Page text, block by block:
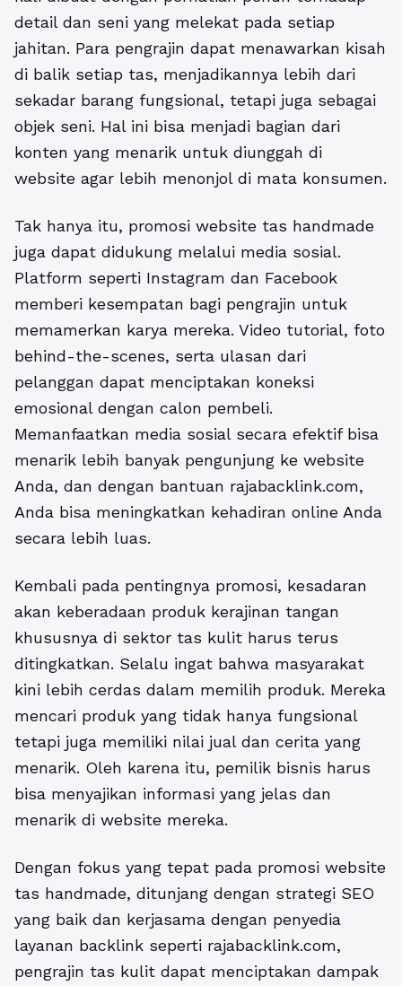
detail dan seni yang melekat pada setiap
jahitan. Para pengrajin dapat menawarkan kisah
di balik setiap tas, menjadikannya lebih dari
sekadar barang fungsional, tetapi juga sebagai
objek seni. Hal ini bisa menjadi bagian dari
konten yang menarik untuk diunggah di
website agar lebih menonjol di mata konsumen.
Tak hanya itu, promosi website tas handmade
juga dapat didukung melalui media sosial.
Platform seperti Instagram dan Facebook
memberi kesempatan bagi pengrajin untuk
memamerkan karya mereka. Video tutorial, foto
behind-the-scenes, serta ulasan dari
pelanggan dapat menciptakan koneksi
emosional dengan calon pembeli.
Memanfaatkan media sosial secara efektif bisa
menarik lebih banyak pengunjung ke website
Anda, dan dengan bantuan rajabacklink.com,
Anda bisa meningkatkan kehadiran online Anda
secara lebih luas.
Kembali pada pentingnya promosi, kesadaran
akan keberadaan produk kerajinan tangan
khususnya di sektor tas kulit harus terus
ditingkatkan. Selalu ingat bahwa masyarakat
kini lebih cerdas dalam memilih produk. Mereka
mencari produk yang tidak hanya fungsional
tetapi juga memiliki nilai jual dan cerita yang
menarik. Oleh karena itu, pemilik bisnis harus
bisa menyajikan informasi yang jelas dan
menarik di website mereka.
Dengan fokus yang tepat pada promosi website
tas handmade, ditunjang dengan strategi SEO
yang baik dan kerjasama dengan penyedia
layanan backlink seperti rajabacklink.com,
pengrajin tas kulit dapat menciptakan dampak